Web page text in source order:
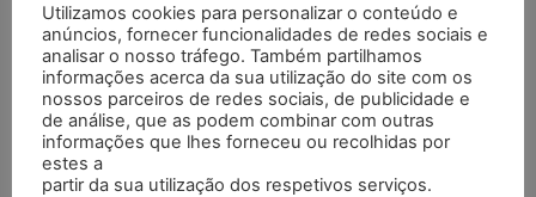
Resistência de
isolamento
Tensão de teste DC 100 V
Faixa 0 … 1,5 GΩ
Utilizamos cookies para personalizar o conteúdo e
anúncios, fornecer funcionalidades de redes sociais e
analisar o nosso tráfego. Também partilhamos
informações acerca da sua utilização do site com os
nossos parceiros de redes sociais, de publicidade e
de análise, que as podem combinar com outras
informações que lhes forneceu ou recolhidas por
estes a
partir da sua utilização dos respetivos serviços.